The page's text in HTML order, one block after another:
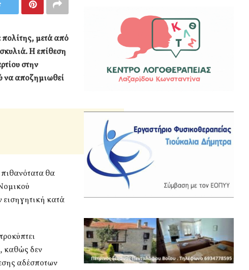
μετά από
Η επίθεση
στην
να αποζημιωθεί
θα
κατά
καθώς δεν
αδέσποτων